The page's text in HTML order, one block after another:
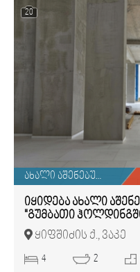
20
ახალი აშენებული
იყიდება ახალი
"გუმბათი
ყიფშიძის ქ., ვაკე
4 2